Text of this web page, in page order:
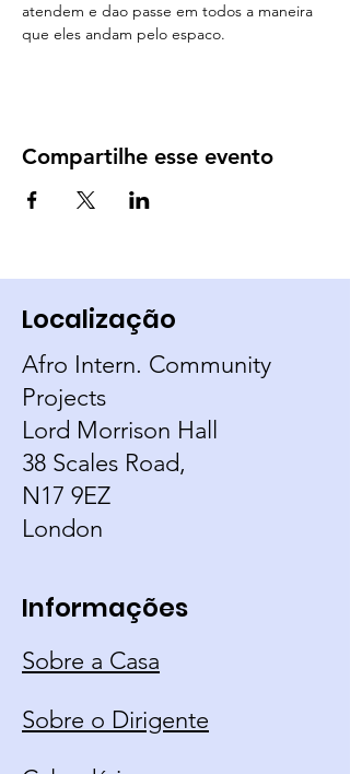
atendem e dao passe em todos a maneira
que eles andam pelo espaco.
Compartilhe esse evento
Localização
Afro Intern. Community
Projects
Lord Morrison Hall
38 Scales Road,
N17 9EZ
London
Informações
Sobre a Casa
Sobre o Dirigente